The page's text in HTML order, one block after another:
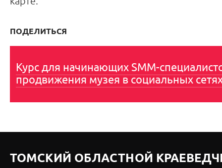
ПОДЕЛИТЬСЯ
Курс для начинающих SMM-
продвижения музея в социальных
ТОМСКИЙ ОБЛАСТНОЙ